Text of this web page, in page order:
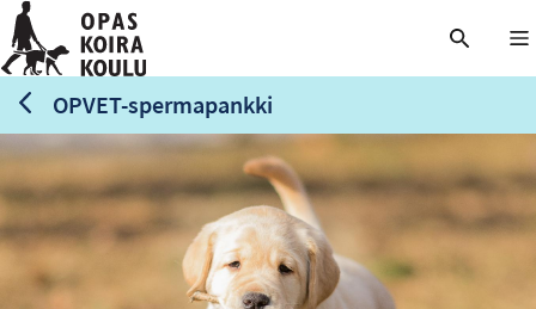
OPVET-spermapankki